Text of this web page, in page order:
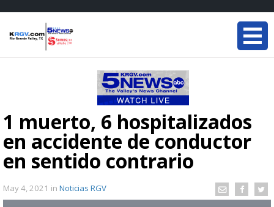
1 muerto, 6 hospitalizados
en accidente de conductor
en sentido contrario
May 4, 2021 in Noticias RGV